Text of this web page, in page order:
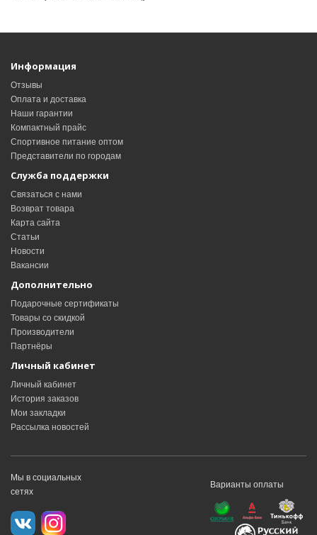
Информация
Отзывы
Оплата и доставка
Наши гарантии
Компактный прайс
Спортивное питание оптом
Представители по городам
Служба поддержки
Связаться с нами
Возврат товара
Карта сайта
Статьи
Новости
Вакансии
Дополнительно
Подарочные сертификаты
Товары со скидкой
Производители
Партнёры
Личный кабинет
Личный кабинет
История заказов
Мои закладки
Рассылка новостей
Мы в социальных
сетях
Варианты оплаты